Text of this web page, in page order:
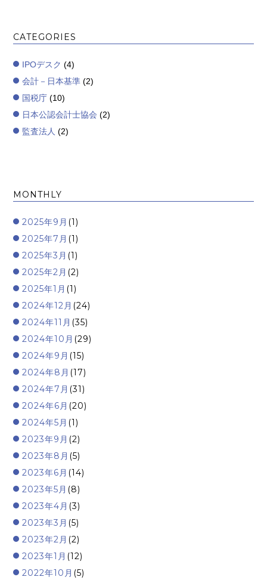
CATEGORIES
IPOデスク (4)
会計－日本基準 (2)
国税庁 (10)
日本公認会計士協会 (2)
監査法人 (2)
MONTHLY
2025年9月 (1)
2025年7月 (1)
2025年3月 (1)
2025年2月 (2)
2025年1月 (1)
2024年12月 (24)
2024年11月 (35)
2024年10月 (29)
2024年9月 (15)
2024年8月 (17)
2024年7月 (31)
2024年6月 (20)
2024年5月 (1)
2023年9月 (2)
2023年8月 (5)
2023年6月 (14)
2023年5月 (8)
2023年4月 (3)
2023年3月 (5)
2023年2月 (2)
2023年1月 (12)
2022年10月 (5)